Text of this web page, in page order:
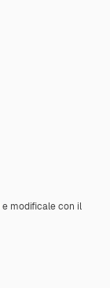
e modificale con il